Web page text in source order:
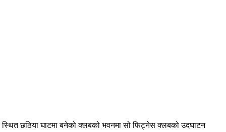
छठिया घाटमा बनेको क्लबको भवनमा सो फिट्नेस क्लबको उदघाटन